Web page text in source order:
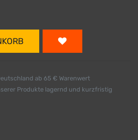
ab 65 € Warenwert
Produkte lagernd und kurzfristig